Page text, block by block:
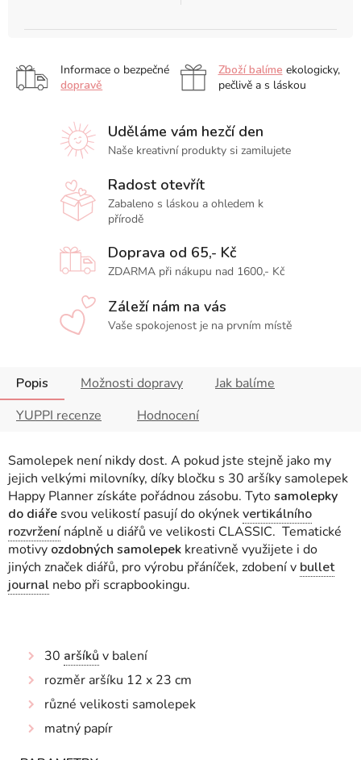
Informace o bezpečné
dopravě
Zboží balíme ekologicky,
pečlivě a s láskou
Uděláme vám hezčí den
Naše kreativní produkty si zamilujete
Radost otevřít
Zabaleno s láskou a ohledem k
přírodě
Doprava od 65,- Kč
ZDARMA při nákupu nad 1600,- Kč
Záleží nám na vás
Vaše spokojenost je na prvním místě
Popis Možnosti dopravy
Jak balíme
YUPPI recenze
Hodnocení
Samolepek není nikdy dost. A pokud jste stejně jako my
jejich velkými milovníky, díky bločku s 30 aršíky samolepek
Happy Planner získáte pořádnou zásobu. Tytosamolepky
do diáře svou velikostí pasují do okýnekvertikálního
rozvrženínáplně u diářů ve velikosti CLASSIC. Tematické
motivy ozdobných samolepek kreativně využijete i do
jiných značek diářů, pro výrobu přáníček, zdobení v bullet
journal nebo při scrapbookingu.
30 aršíků v balení
rozměr aršíku 12 x 23 cm
různé velikosti samolepek
matný papír